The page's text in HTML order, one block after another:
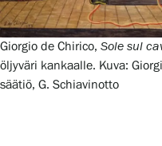
Tule meille
Näyttelyt
Tapahtumat
Palvelumme
Kokoelmat ja museo
search
Giorgio de Chirico, Sole sul
öljyväri kankaalle. Kuva:
säätiö, G. Schiavinotto